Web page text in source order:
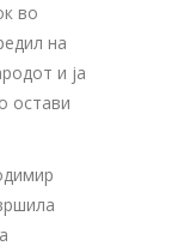
во
на
и ја
остави